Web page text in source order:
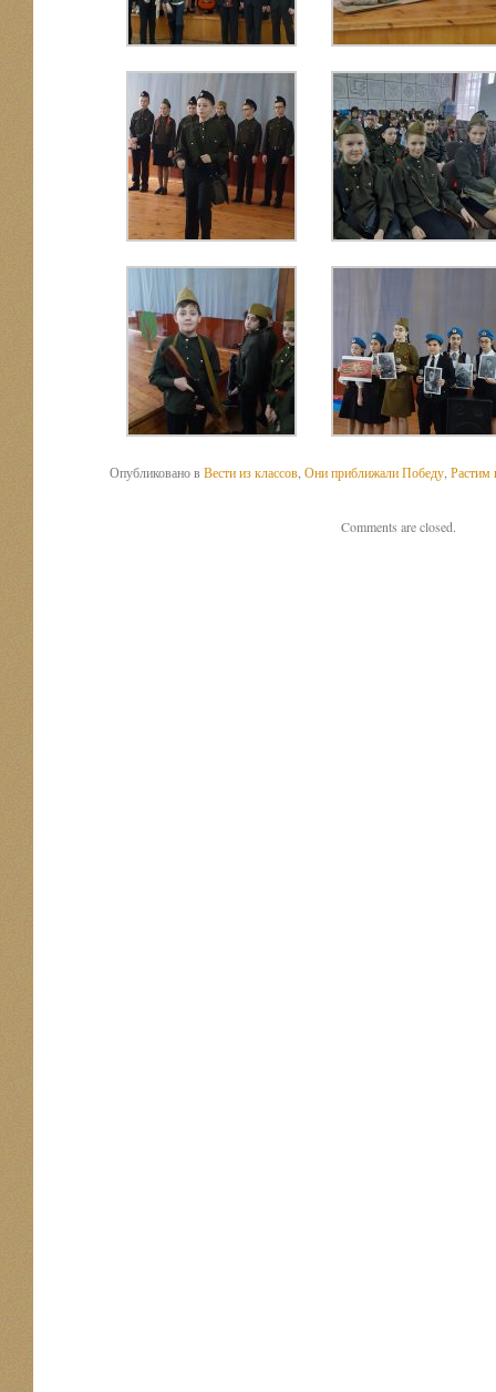
Опубликовано вВести из классов Они приближали Победу Растим
Comments are closed.